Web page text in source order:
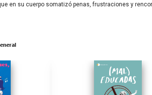
en su cuerpo somatizó penas, frustraciones y